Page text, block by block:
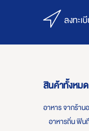
ลงทะเ
สินค้าทั้งหมด
อาหาร จากร้าน
อาหารถิ่น ฟิน